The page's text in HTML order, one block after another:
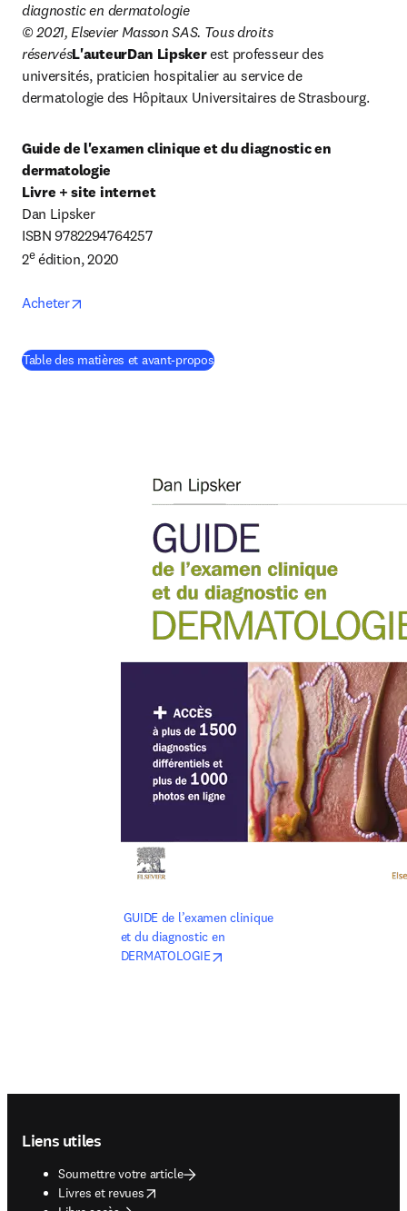
diagnostic en dermatologie
© 2021, Elsevier Masson SAS. Tous droits
réservésL'auteurDan Lipsker est professeur des
universités, praticien hospitalier au service de
dermatologie des Hôpitaux Universitaires de Strasbourg.
Guide de l'examen clinique et du diagnostic en
dermatologie
Livre + site internet
Dan Lipsker
ISBN 9782294764257
2e édition, 2020
Acheter
Table des matières et avant-propos(
GUIDE de l’examen clinique
et du diagnostic en
DERMATOLOGIE
Liens utiles
Soumettre votre article
Livres et revues
opens in new tab/window